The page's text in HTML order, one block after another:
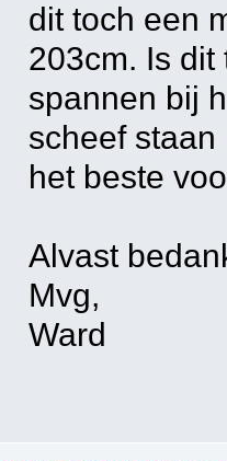
dit toch een
203cm. Is
spannen bij
scheef
het beste
Alvast
Mvg,
Ward